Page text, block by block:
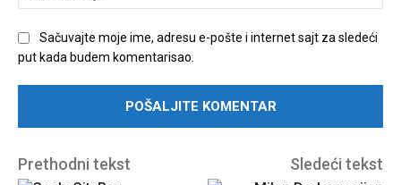
Sačuvajte moje ime, adresu e-pošte i internet sajt za sledeći
put kada budem komentarisao.
Prethodni tekst Sledeći tekst